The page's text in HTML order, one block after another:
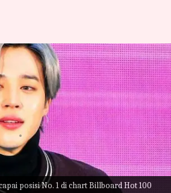
posisi No. 1 di chart Billboard Hot 100
Billboard Hot
yang memecahkan
01:04 pm